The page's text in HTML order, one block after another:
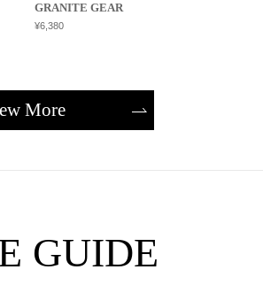
GRANITE GEAR
¥6,380
More
GUIDE